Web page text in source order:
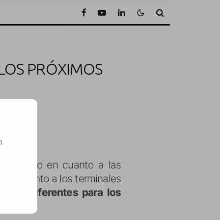
PRÓXIMOS
en cuanto a las
cuanto a los terminales
diferentes para los